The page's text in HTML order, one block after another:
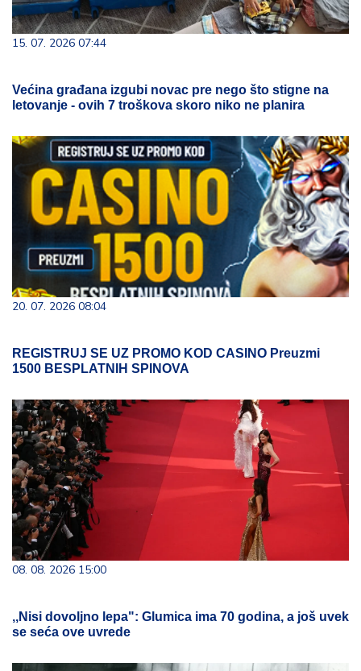
15. 07. 2026 07:44
Većina građana izgubi novac pre nego što stigne na
letovanje - ovih 7 troškova skoro niko ne planira
20. 07. 2026 08:04
REGISTRUJ SE UZ PROMO KOD CASINO Preuzmi
1500 BESPLATNIH SPINOVA
08. 08. 2026 15:00
,,Nisi dovoljno lepa": Glumica ima 70 godina, a još uvek
se seća ove uvrede